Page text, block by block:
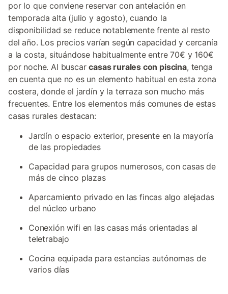
por lo que conviene reservar con antelación en
temporada alta (julio y agosto), cuando la
disponibilidad se reduce notablemente frente al resto
del año. Los precios varían según capacidad y cercanía
a la costa, situándose habitualmente entre 70€ y 160€
por noche. Al buscarcasas rurales con piscina, tenga
en cuenta que no es un elemento habitual en esta zona
costera, donde el jardín y la terraza son mucho más
frecuentes. Entre los elementos más comunes de estas
casas rurales destacan:
Jardín o espacio exterior, presente en la mayoría
de las propiedades
Capacidad para grupos numerosos, con casas de
más de cinco plazas
Aparcamiento privado en las fincas algo alejadas
del núcleo urbano
Conexión wifi en las casas más orientadas al
teletrabajo
Cocina equipada para estancias autónomas de
varios días